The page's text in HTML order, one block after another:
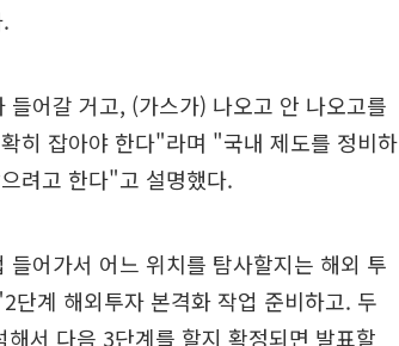
어갈 거고, (가스가) 나오고 안 나오고를
히 잡아야 한다"라며 "국내 제도를 정비하
려고 한다"고 설명했다.
어가서 어느 위치를 탐사할지는 해외 투
계 해외투자 본격화 작업 준비하고. 두
서 다음 3단계를 할지 확정되면 발표할